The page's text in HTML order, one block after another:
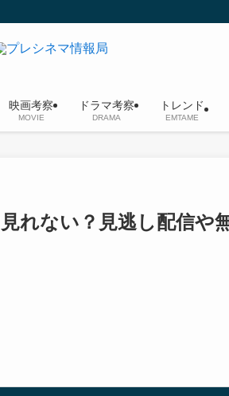
映画考察
MOVIE
ドラマ考察
DRAMA
トレンド
EMTAME
れない？見逃し配信や